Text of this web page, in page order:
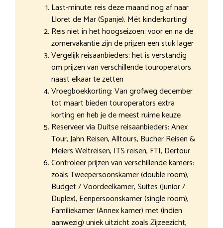
Last-minute: reis deze maand nog af naar
Lloret de Mar (Spanje). Mét kinderkorting!
Reis niet in het hoogseizoen: voor en na de
zomervakantie zijn de prijzen een stuk lager
Vergelijk reisaanbieders: het is verstandig
om prijzen van verschillende touroperators
naast elkaar te zetten
Vroegboekkorting: Van grofweg december
tot maart bieden touroperators extra
korting en heb je de meest ruime keuze
Reserveer via Duitse reisaanbieders: Anex
Tour, Jahn Reisen, Alltours, Bucher Reisen &
Meiers Weltreisen, ITS reisen, FTI, Dertour
Controleer prijzen van verschillende kamers:
zoals Tweepersoonskamer (double room),
Budget / Voordeelkamer, Suites (Junior /
Duplex), Eenpersoonskamer (single room),
Familiekamer (Annex kamer) met (indien
aanwezig) uniek uitzicht zoals Zijzeezicht,